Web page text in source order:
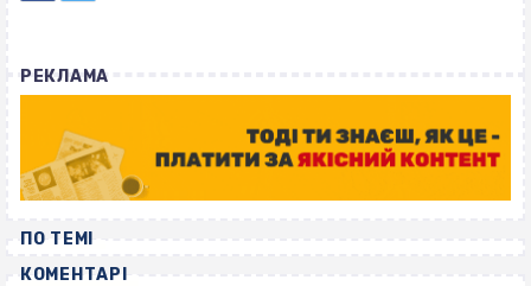
РЕКЛАМА
ПО ТЕМІ
КОМЕНТАРІ